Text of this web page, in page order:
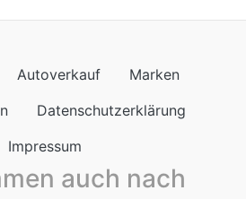
Autoverkauf
Marken
Datenschutzerklärung
Impressum
auch nach